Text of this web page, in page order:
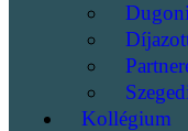
Kollégium